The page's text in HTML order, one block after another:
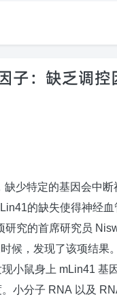
子：缺乏调
少特定的基因会中
的缺失使得神经血
研究的首席研究员
候，发现了该项结果
小鼠身上 mLin41 基
小分子 RNA 以及